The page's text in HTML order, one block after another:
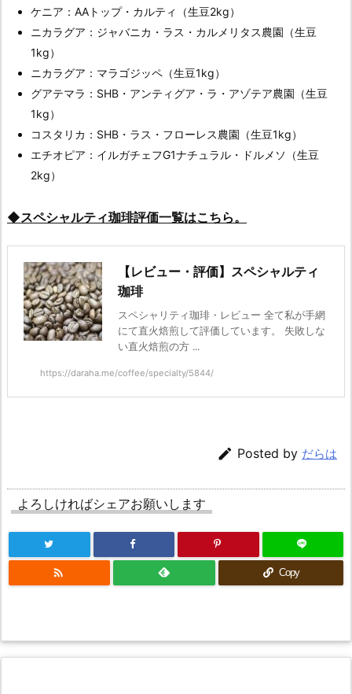
ケニア：AAトップ・カルティ（生豆2kg）
ニカラグア：ジャバニカ・ラス・カルメリタス農園（生豆
1kg）
ニカラグア：マラゴジッペ（生豆1kg）
グアテマラ：SHB・アンティグア・ラ・アゾテア農園（生豆
1kg）
コスタリカ：SHB・ラス・フローレス農園（生豆1kg）
エチオピア：イルガチェフG1ナチュラル・ドルメソ（生豆
2kg）
◆スペシャルティ珈琲評価一覧はこちら。
【レビュー・評価】スペシャルティ
珈琲
スペシャリティ珈琲・レビュー 全て私が手網
にて直火焙煎して評価しています。 失敗しな
い直火焙煎の方 ...
https://daraha.me/coffee/specialty/5844/
 Posted by だらは
よろしければシェアお願いします
 Copy